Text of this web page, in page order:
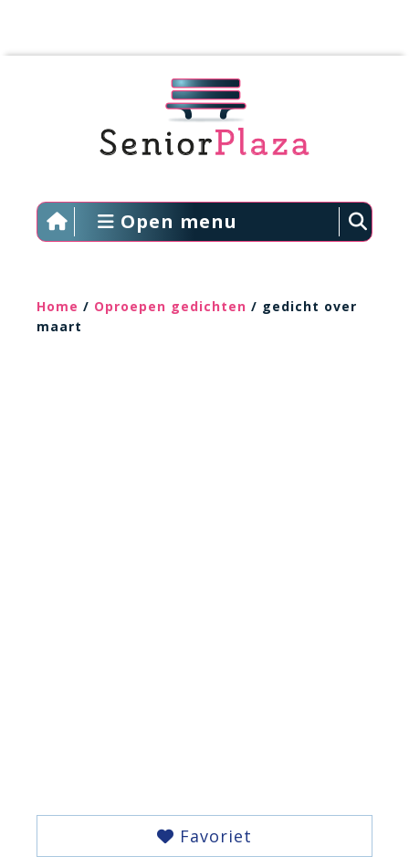
Open menu
Home / Oproepen gedichten / gedicht over
maart
Favoriet